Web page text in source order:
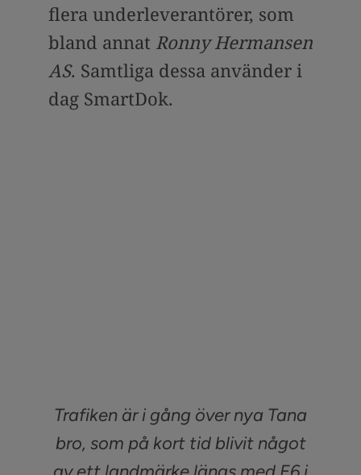
flera underleverantörer, som
bland annat Ronny Hermansen
AS. Samtliga dessa använder i
dag SmartDok.
Trafiken är i gång över nya Tana
bro, som på kort tid blivit något